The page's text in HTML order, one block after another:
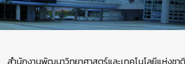
สำนักงานพัฒนาวิทยาศาสตร์และเทคโนโลยีแห่งช